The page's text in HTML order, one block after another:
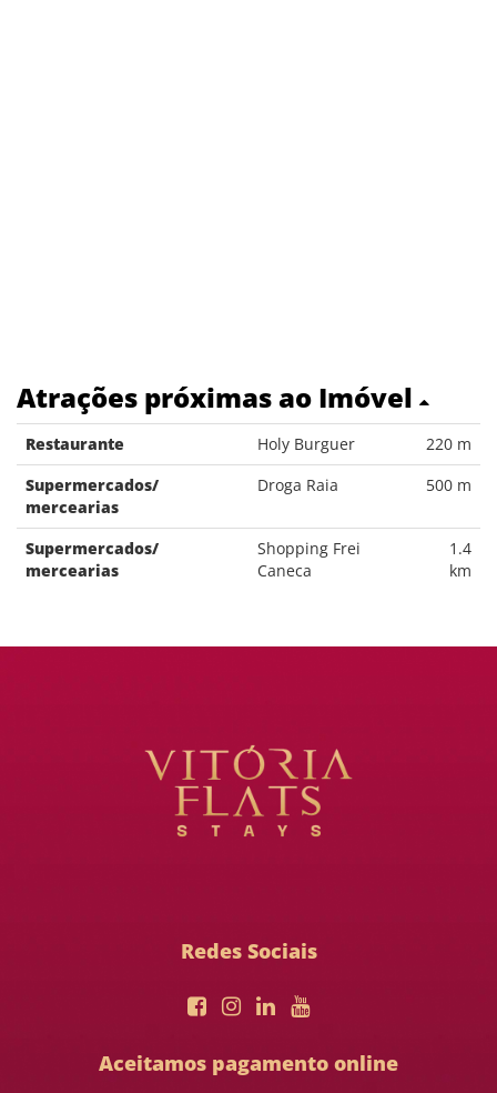
Atrações próximas ao Imóvel
Restaurante Holy Burguer
220 m
Supermercados/
mercearias
Droga Raia 500 m
Supermercados/
mercearias
Shopping Frei
Caneca
1.4
km
Redes Sociais
Aceitamos pagamento online